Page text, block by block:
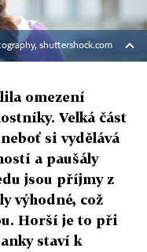
shuttershock.com
omezení
Velká část
si vydělává
a paušály
jsou příjmy z
výhodné, což
Horší je to při
staví k